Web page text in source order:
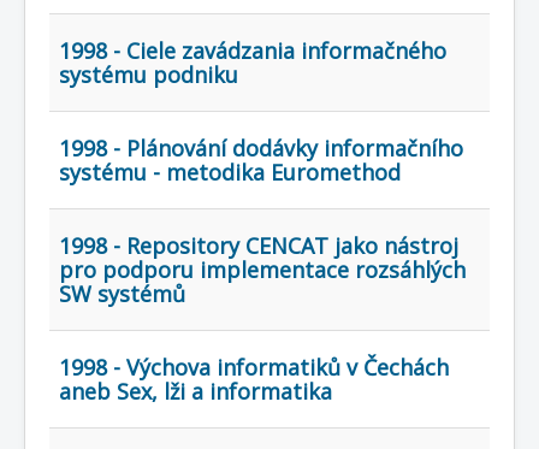
1998 - Ciele zavádzania informačného
systému podniku
1998 - Plánování dodávky informačního
systému - metodika Euromethod
1998 - Repository CENCAT jako nástroj
pro podporu implementace rozsáhlých
SW systémů
1998 - Výchova informatiků v Čechách
aneb Sex, lži a informatika